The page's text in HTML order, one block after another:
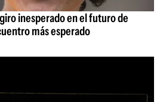
inesperado en el futuro de
más esperado